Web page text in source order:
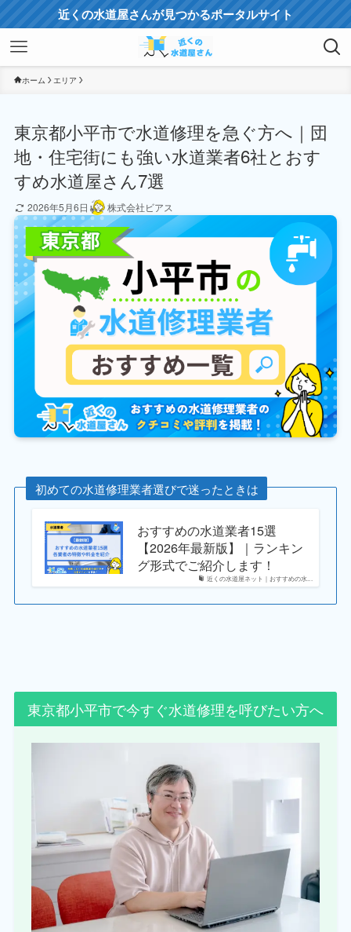
近くの水道屋さんが見つかるポータルサイト
ホーム エリア
東京都小平市で水道修理を急ぐ方へ｜団
地・住宅街にも強い水道業者6社とおす
すめ水道屋さん7選
2026年5月6日 株式会社ビアス
初めての水道修理業者選びで迷ったときは
近くの水道屋ネット｜おすすめの水...
おすすめの水道業者15選
【2026年最新版】｜ランキン
グ形式でご紹介します！
東京都小平市で今すぐ水道修理を呼びたい方へ